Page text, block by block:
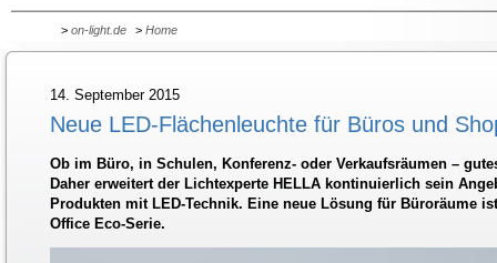
> on-light.de > Home
14. September 2015
Neue LED-Flächenleuchte für Büros und
Ob im Büro, in Schulen, Konferenz- oder Verkaufsräumen –
Daher erweitert der Lichtexperte HELLA kontinuierlich sein
Produkten mit LED-Technik. Eine neue Lösung für Büroräume
Office Eco-Serie.